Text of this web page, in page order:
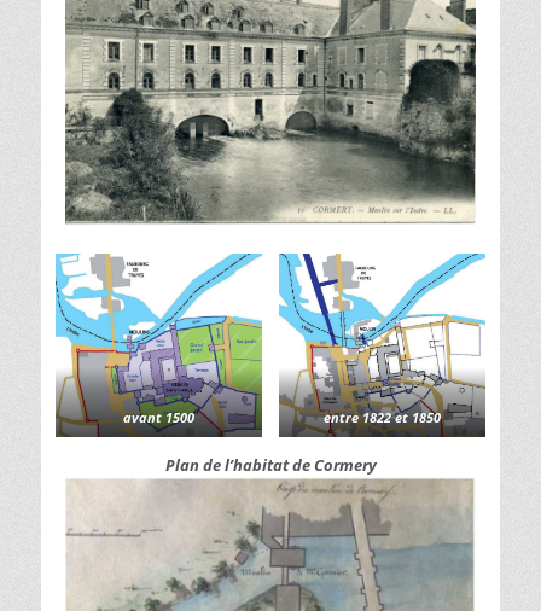
avant 1500 entre 1822 et 1850
Plan de l’habitat de Cormery